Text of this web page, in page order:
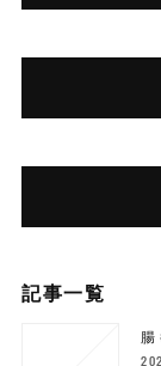
記事一覧
腸